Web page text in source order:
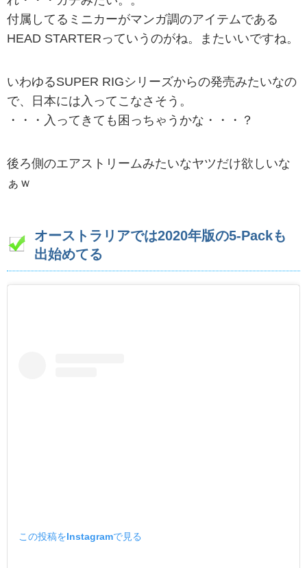
付属してるミニカーがマンガ調のアイテムである
HEAD STARTERっていうのがね。またいいですね。
いわゆるSUPER RIGシリーズからの発売みたいなの
で、日本には入ってこなさそう。
・・・入ってきても困っちゃうかな・・・？
後ろ側のエアストリームみたいなヤツだけ欲しいな
ぁｗ
オーストラリアでは2020年版の5-Packも
出始めてる
この投稿をInstagramで見る